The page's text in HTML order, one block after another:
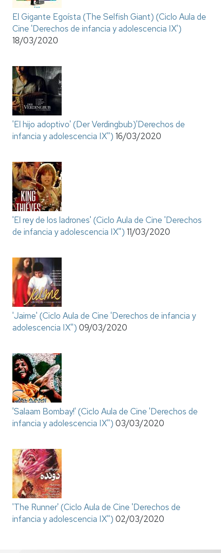
El Gigante Egoísta (The Selfish Giant) (Ciclo Aula de
Cine 'Derechos de infancia y adolescencia IX')
18/03/2020
'El hijo adoptivo' (Der Verdingbub)'Derechos de
infancia y adolescencia IX'') 16/03/2020
'El rey de los ladrones' (Ciclo Aula de Cine 'Derechos
de infancia y adolescencia IX'') 11/03/2020
'Jaime' (Ciclo Aula de Cine 'Derechos de infancia y
adolescencia IX'') 09/03/2020
'Salaam Bombay!' (Ciclo Aula de Cine 'Derechos de
infancia y adolescencia IX'') 03/03/2020
'The Runner' (Ciclo Aula de Cine 'Derechos de
infancia y adolescencia IX'') 02/03/2020